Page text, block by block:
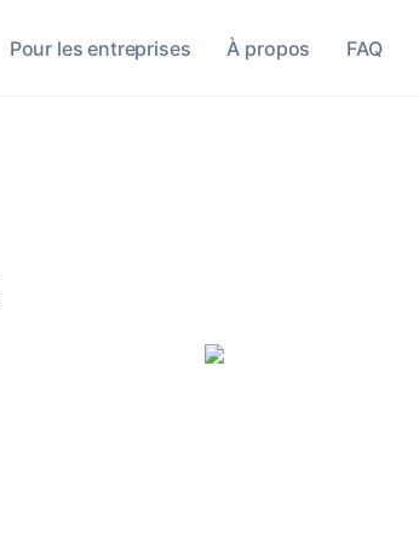
Pour les entreprises À propos FAQ